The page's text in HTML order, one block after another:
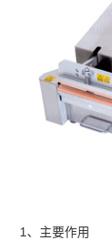
1、主要作用